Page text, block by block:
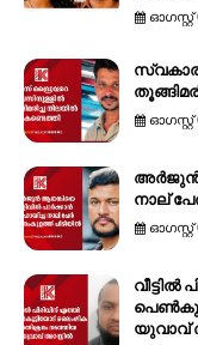
ഓഗസ്റ്റ്
ഓഗസ്റ്റ്
അർജുൻ
നാല്
ഓഗസ്റ്റ്
യുവാവ്